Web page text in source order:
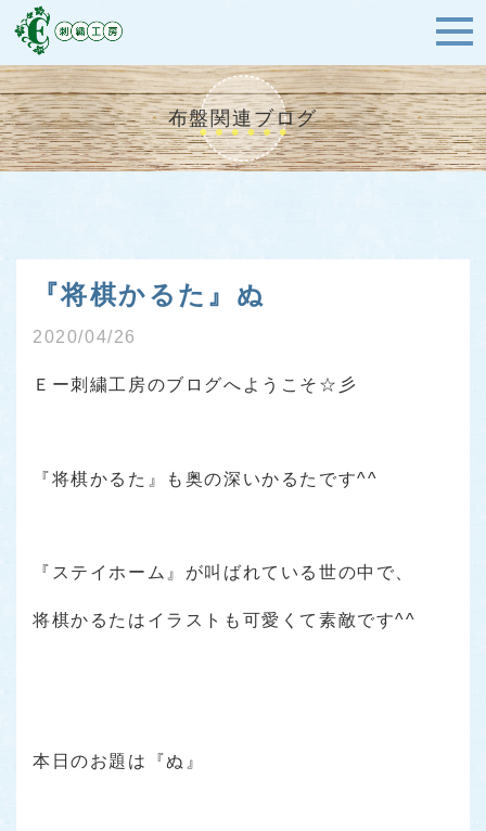
布盤関連ブログ
『将棋かるた』ぬ
2020/04/26
Ｅー刺繍工房のブログへようこそ☆彡
『将棋かるた』も奥の深いかるたです^^
『ステイホーム』が叫ばれている世の中で、
将棋かるたはイラストも可愛くて素敵です^^
本日のお題は『ぬ』